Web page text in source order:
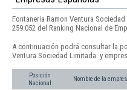
Fontaneria Ramon Ventura
259.052 del Ranking Nacional de
A continuación podrá consultar la
Ventura Sociedad Limitada. y
Posición
Nacional
Nombre de la